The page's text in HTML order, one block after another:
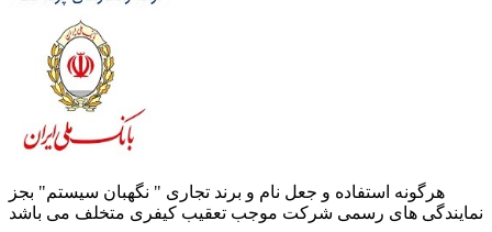
هرگونه استفاده و جعل نام و برند تجاری " نگهبان سیستم" بجز
نمایندگی های رسمی شرکت موجب تعقیب کیفری متخلف می باشد